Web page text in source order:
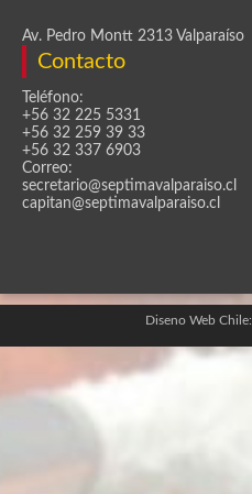
Av. Pedro Montt 2313 Valparaíso
Contacto
Teléfono:
+56 32 225 5331
+56 32 259 39 33
+56 32 337 6903
Correo:
secretario@septimavalparaiso.cl
capitan@septimavalparaiso.cl
Diseno Web Chile: